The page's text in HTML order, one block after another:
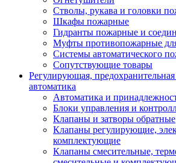
Стволы, рукава и головки
Шкафы пожарные
Гидранты пожарные и
Муфты противопожарные
Системы автоматического
Сопутствующие товары
Регулирующая,
автоматика
Автоматика и
Блоки управления и
Клапаны и затворы обратные
Клапаны регулирующие,
комплектующие
Клапаны смесительные,